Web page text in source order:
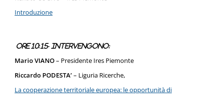
Introduzione
Ore 10:15- Intervengono:
Mario VIANO– Presidente Ires Piemonte
Riccardo PODESTA’– Liguria Ricerche,
La cooperazione territoriale europea: le opportunità di